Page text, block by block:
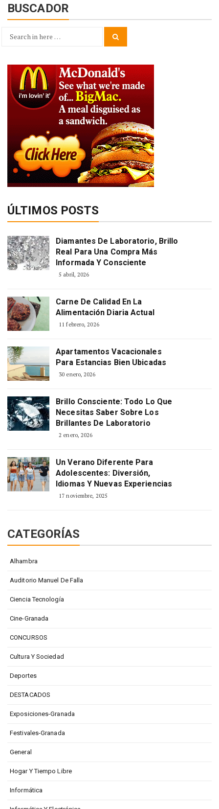
BUSCADOR
Search
ÚLTIMOS POSTS
Diamantes De Laboratorio, Brillo
Real Para Una Compra Más
Informada Y Consciente
5 abril, 2026
Carne De Calidad En La
Alimentación Diaria Actual
11 febrero, 2026
Apartamentos Vacacionales
Para Estancias Bien Ubicadas
30 enero, 2026
Brillo Consciente: Todo Lo Que
Necesitas Saber Sobre Los
Brillantes De Laboratorio
2 enero, 2026
Un Verano Diferente Para
Adolescentes: Diversión,
Idiomas Y Nuevas Experiencias
17 noviembre, 2025
CATEGORÍAS
Alhambra
Auditorio Manuel De Falla
Ciencia Tecnología
Cine-Granada
CONCURSOS
Cultura Y Sociedad
Deportes
DESTACADOS
Exposiciones-Granada
Festivales-Granada
General
Hogar Y Tiempo Libre
Informática